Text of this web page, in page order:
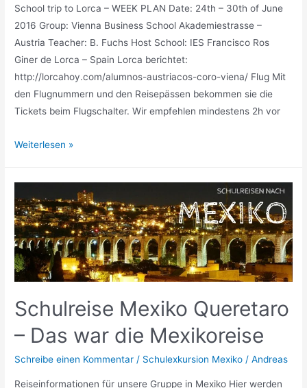
School trip to Lorca – WEEK PLAN Date: 24th – 30th of June
2016 Group: Vienna Business School Akademiestrasse –
Austria Teacher: B. Fuchs Host School: IES Francisco Ros
Giner de Lorca – Spain Lorca berichtet:
http://lorcahoy.com/alumnos-austriacos-coro-viena/ Flug Mit
den Flugnummern und den Reisepässen bekommen sie die
Tickets beim Flugschalter. Wir empfehlen mindestens 2h vor
Austrian
project
in
Lorca
(24.-30.06.2016)
Weiterlesen »
Schulreise Mexiko Queretaro
– Das war die Mexikoreise
Schreibe einen Kommentar / Schulexkursion Mexiko /Andreas
Reiseinformationen für unsere Gruppe in Mexiko Hier werden